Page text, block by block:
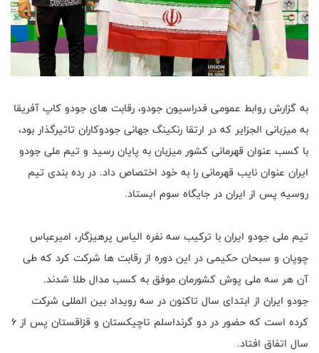
به گزارش روابط عمومی فدراسیون جودو، رقابت های جودو کاپ آفریقا
به میزبانی الجزایر که در ارتقا رنکینگ جهانی جودوکاران تاثیرگذار بود،
با کسب عنوان قهرمانی کشور میزبان به پایان رسید و تیم ملی جودو
ایران عنوان نایب قهرمانی را به خود اختصاص داد. در رده بندی تیم
روسیه پس از ایران در جایگاه سوم ایستاد.
تیم ملی جودو ایران با ترکیب سه نفره الیاس پرهیزگار، امیرعباس
چوپان و سبحان حکیمی در این دوره از رقابت ها شرکت کرد که طی
آن هر سه ملی پوش کشورمان موفق به کسب مدال طلا شدند.
جودو ایران از ابتدای سال تاکنون در سه رویداد بین المللی شرکت
کرده است که حضور در دو گرنداسلم تاچیکستان و قزاقستان پس از ۶
سال اتفاق افتاد.